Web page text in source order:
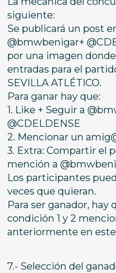
siguiente:
Se publicará un post
@bmwbenigar+
por una imagen
entradas para el
SEVILLA ATLÉTICO.
Para ganar hay que:
1. Like + Seguir a
@CDELDENSE
2. Mencionar un
3. Extra: Compartir el
mención a
Los participantes
veces que quieran.
Para ser ganador, hay
condición 1 y 2
anteriormente en
7.- Selección del